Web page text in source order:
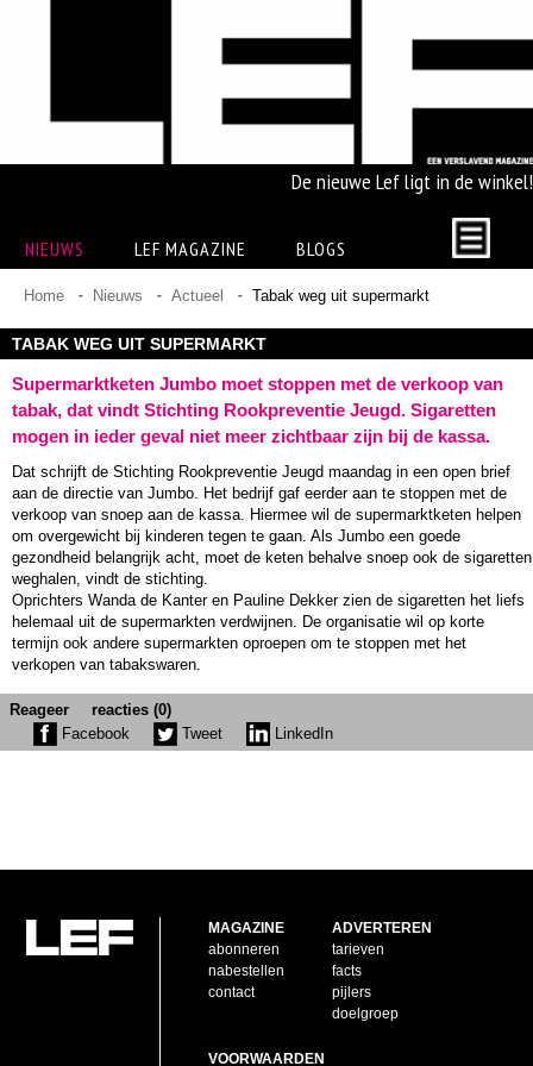
De nieuwe Lef ligt in de winkel!
NIEUWS LEF MAGAZINE BLOGS
Home Nieuws Actueel Tabak weg uit supermarkt
TABAK WEG UIT SUPERMARKT
Supermarktketen Jumbo moet stoppen met de verkoop van
tabak, dat vindt Stichting Rookpreventie Jeugd. Sigaretten
mogen in ieder geval niet meer zichtbaar zijn bij de kassa.
Dat schrijft de Stichting Rookpreventie Jeugd maandag in een open brief
aan de directie van Jumbo. Het bedrijf gaf eerder aan te stoppen met de
verkoop van snoep aan de kassa. Hiermee wil de supermarktketen helpen
om overgewicht bij kinderen tegen te gaan. Als Jumbo een goede
gezondheid belangrijk acht, moet de keten behalve snoep ook de sigaretten
weghalen, vindt de stichting.
Oprichters Wanda de Kanter en Pauline Dekker zien de sigaretten het liefs
helemaal uit de supermarkten verdwijnen. De organisatie wil op korte
termijn ook andere supermarkten oproepen om te stoppen met het
verkopen van tabakswaren.
Reageer
reacties (0)
Facebook
Tweet LinkedIn
MAGAZINE
abonneren
nabestellen
contact
ADVERTEREN
tarieven
facts
pijlers
doelgroep
VOORWAARDEN